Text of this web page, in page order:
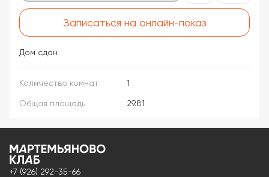
Записаться на онлайн-показ
Дом сдан
Количество комнат 1
Общая площадь 29.81
+7 (926) 292-35-66